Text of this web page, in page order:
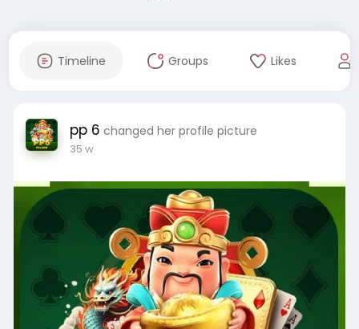
Timeline Groups Likes
pp 6 changed her profile picture
35 w